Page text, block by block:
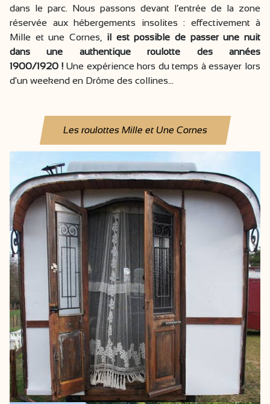
dans le parc. Nous passons devant l’entrée de la zone
réservée aux hébergements insolites : effectivement à
Mille et une Cornes, il est possible de passer une nuit
dans une authentique roulotte des années
1900/1920 !Une expérience hors du temps à essayer lors
d'un weekend en Drôme des collines...
Les roulottes Mille et Une Cornes